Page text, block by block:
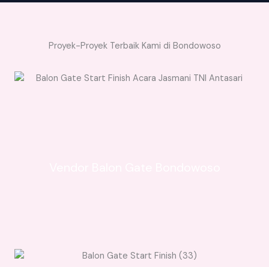
Proyek-Proyek Terbaik Kami di Bondowoso